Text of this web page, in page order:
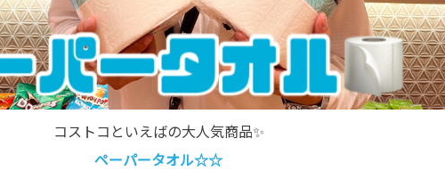
コストコといえばの大人気商品✨
ペーパータオル☆☆